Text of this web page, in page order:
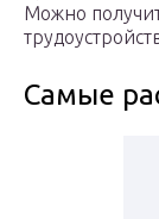
Можно
Самые